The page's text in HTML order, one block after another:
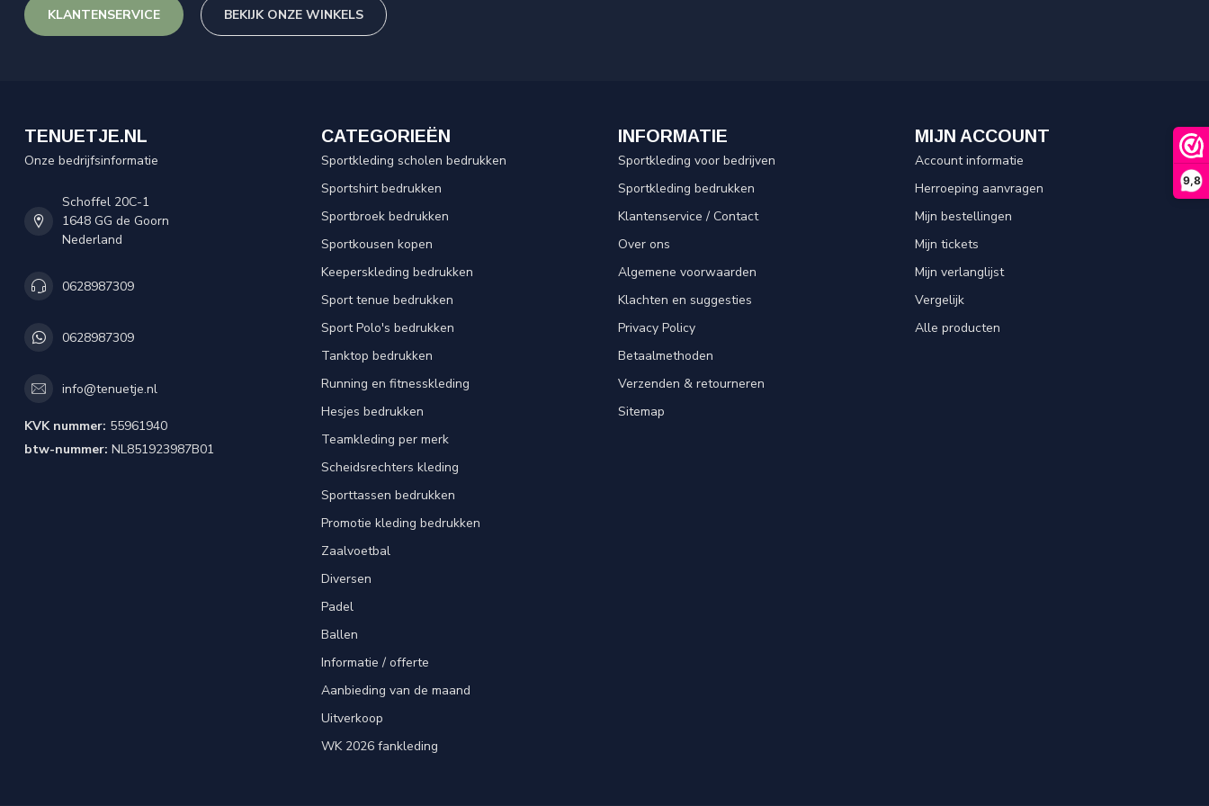
9,8
KLANTENSERVICE BEKIJK ONZE WINKELS
TENUETJE.NL
Onze bedrijfsinformatie
Schoffel 20C-1
1648 GG de Goorn
Nederland
0628987309
0628987309
info@tenuetje.nl
KVK nummer: 55961940
btw-nummer: NL851923987B01
CATEGORIEËN
Sportkleding scholen bedrukken
Sportshirt bedrukken
Sportbroek bedrukken
Sportkousen kopen
Keeperskleding bedrukken
Sport tenue bedrukken
Sport Polo's bedrukken
Tanktop bedrukken
Running en fitnesskleding
Hesjes bedrukken
Teamkleding per merk
Scheidsrechters kleding
Sporttassen bedrukken
Promotie kleding bedrukken
Zaalvoetbal
Diversen
Padel
Ballen
Informatie / offerte
Aanbieding van de maand
Uitverkoop
WK 2026 fankleding
INFORMATIE
Sportkleding voor bedrijven
Sportkleding bedrukken
Klantenservice / Contact
Over ons
Algemene voorwaarden
Klachten en suggesties
Privacy Policy
Betaalmethoden
Verzenden & retourneren
Sitemap
MIJN ACCOUNT
Account informatie
Herroeping aanvragen
Mijn bestellingen
Mijn tickets
Mijn verlanglijst
Vergelijk
Alle producten